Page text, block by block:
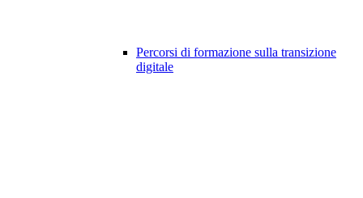
Percorsi di formazione sulla transizione
digitale